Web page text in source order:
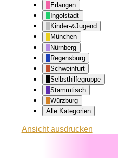
Erlangen
Ingolstadt
Kinder-&Jugend
München
Nürnberg
Regensburg
Schweinfurt
Selbsthilfegruppe
Stammtisch
Würzburg
Alle Kategorien
Ansichtausdrucken